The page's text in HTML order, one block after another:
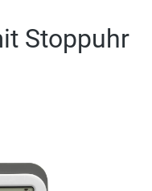
Stoppuhr